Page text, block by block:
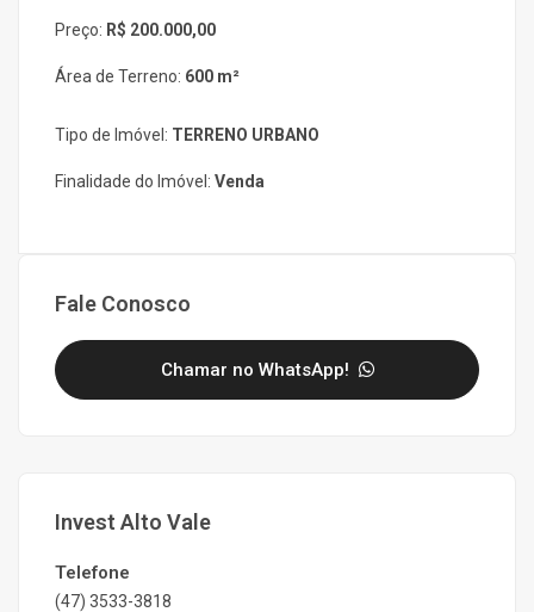
Preço: R$ 200.000,00
Área de Terreno: 600 m²
Tipo de Imóvel: TERRENO URBANO
Finalidade do Imóvel: Venda
Fale Conosco
Chamar no WhatsApp!
Invest Alto Vale
Telefone
(47) 3533-3818